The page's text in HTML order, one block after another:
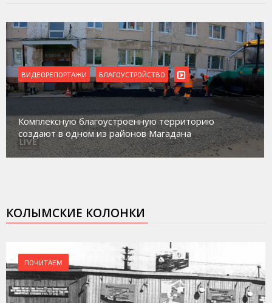
ВИДЕОРЕПОРТАЖИ БЛАГОУСТРОЙСТВО
Комплексную благоустроенную территорию
создают в одном из районов Магадана
КОЛЫМСКИЕ КОЛОНКИ
ПОЧИТАЕМ